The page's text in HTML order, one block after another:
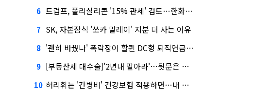
6 트럼프, 폴리실리콘 '15% 관세' 검토…한화큐셀·OCI 영향은?
7 SK, 자본잠식 '쏘카 말레이' 지분 더 사는 이유
8 '괜히 바꿨나' 폭락장이 할퀸 DC형 퇴직연금…전문가 조언은
9 [부동산세 대수술]'2년내 팔아라'…뒷문은 열었다
10 허리휘는 '간병비' 건강보험 적용하면…내 간병보험은?